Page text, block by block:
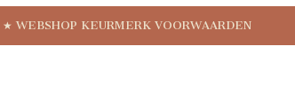
★ WEBSHOP KEURMERK VOORWAARDEN